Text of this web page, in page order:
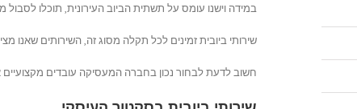
במידה וישנו עומס על תשתית הביוב העירונית, תוכלו
שירותי ביובית זמינים לכל תקלה מסוג זה, השירותים שאנו
חשוב לדעת לבחור נכון בחברה המעסיקה עובדים מקצועיים